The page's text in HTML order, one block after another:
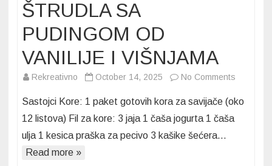
ŠTRUDLA SA
PUDINGOM OD
VANILIJE I VIŠNJAMA
Rekreativno October 14, 2025 No Comments
SA
Sastojci Kore: 1 paket gotovih kora za savijače (oko
12 listova) Fil za kore: 3 jaja 1 čaša jogurta 1 čaša
ulja 1 kesica praška za pecivo 3 kašike šećera…
Read more »